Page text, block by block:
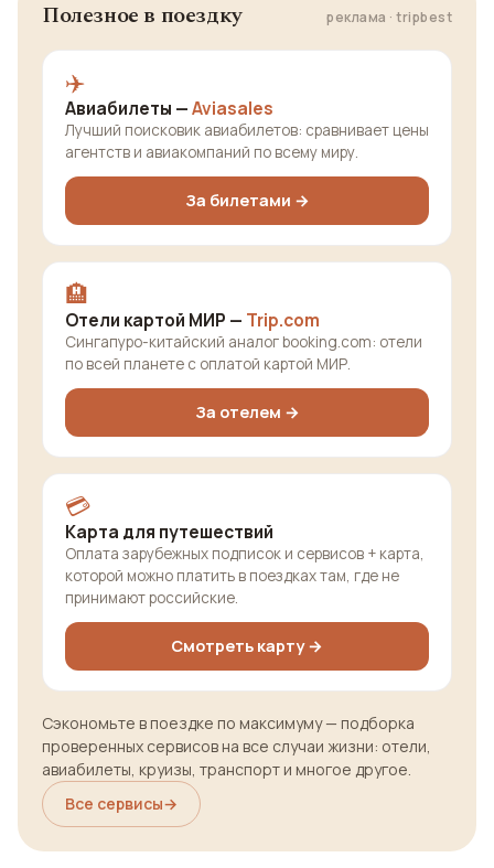
Полезное в поездку реклама · tripbest
✈️
Авиабилеты —Aviasales
Лучший поисковик авиабилетов: сравнивает цены
агентств и авиакомпаний по всему миру.
За билетами →
🏨
Отели картой МИР — Trip.com
Сингапуро-китайский аналог booking.com: отели
по всей планете с оплатой картой МИР.
За отелем →
💳
Карта для путешествий
Оплата зарубежных подписок и сервисов + карта,
которой можно платить в поездках там, где не
принимают российские.
Смотреть карту →
Сэкономьте в поездке по максимуму — подборка
проверенных сервисов на все случаи жизни: отели,
авиабилеты, круизы, транспорт и многое другое.
Все сервисы→